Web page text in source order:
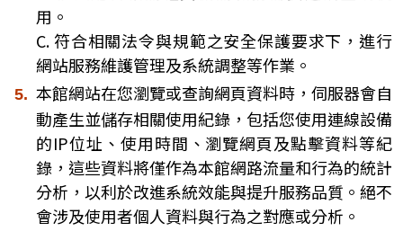
用。
C. 符合相關法令與規範之安全保護要求下，進行
網站服務維護管理及系統調整等作業。
本館網站在您瀏覽或查詢網頁資料時，伺服器會自
動產生並儲存相關使用紀錄，包括您使用連線設備
的IP位址、使用時間、瀏覽網頁及點擊資料等紀
錄，這些資料將僅作為本館網路流量和行為的統計
分析，以利於改進系統效能與提升服務品質。絕不
會涉及使用者個人資料與行為之對應或分析。